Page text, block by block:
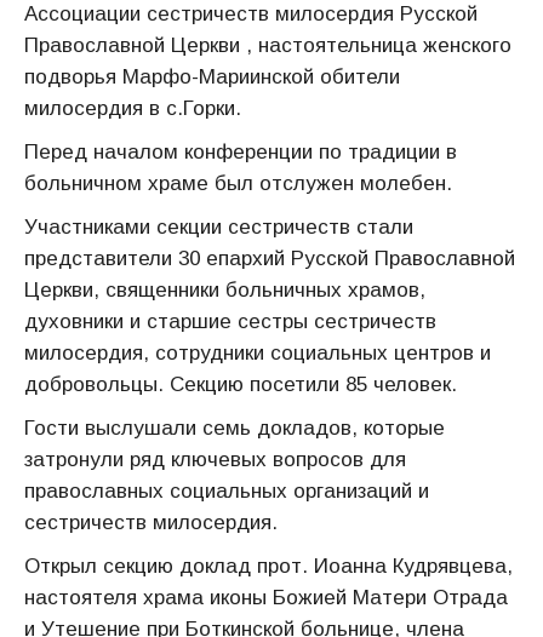
Ассоциации сестричеств милосердия Русской
Православной Церкви , настоятельница женского
подворья Марфо-Мариинской обители
милосердия в с.Горки.
Перед началом конференции по традиции в
больничном храме был отслужен молебен.
Участниками секции сестричеств стали
представители 30 епархий Русской Православной
Церкви, священники больничных храмов,
духовники и старшие сестры сестричеств
милосердия, сотрудники социальных центров и
добровольцы. Секцию посетили 85 человек.
Гости выслушали семь докладов, которые
затронули ряд ключевых вопросов для
православных социальных организаций и
сестричеств милосердия.
Открыл секцию доклад прот. Иоанна Кудрявцева,
настоятеля храма иконы Божией Матери Отрада
и Утешение при Боткинской больнице, члена